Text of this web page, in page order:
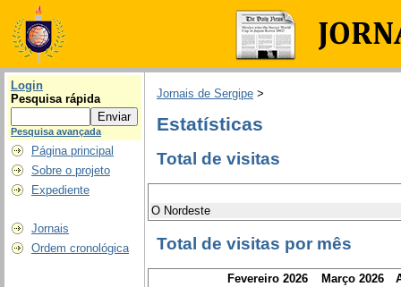
Login
Pesquisa rápida
Pesquisa avançada
Página principal
Sobre o projeto
Expediente
Jornais
Ordem cronológica
Jornais de Sergipe >
Estatísticas
Total de visitas
O Nordeste
Total de visitas por mês
Fevereiro 2026 Março 2026